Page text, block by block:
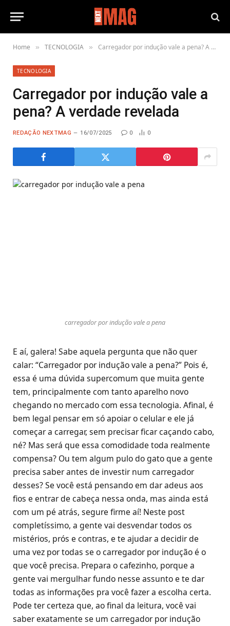
Home » TECNOLOGIA » Carregador por indução vale a pena? A verdade revelada
TECNOLOGIA
Carregador por indução vale a
pena? A verdade revelada
REDAÇÃO NEXTMAG 16/07/2025 0 0
carregador por indução vale a pena
E aí, galera! Sabe aquela pergunta que não quer
calar: “Carregador por indução vale a pena?” Pois é,
essa é uma dúvida supercomum que muita gente
tem, principalmente com tanto aparelho novo
chegando no mercado com essa tecnologia. Afinal, é
bem legal pensar em só apoiar o celular e ele já
começar a carregar, sem precisar ficar caçando cabo,
né? Mas será que essa comodidade toda realmente
compensa? Ou tem algum pulo do gato que a gente
precisa saber antes de investir num carregador
desses? Se você está pensando em dar adeus aos
fios e entrar de cabeça nessa onda, mas ainda está
com um pé atrás, segure firme aí! Neste post
completíssimo, a gente vai desvendar todos os
mistérios, prós e contras, e te ajudar a decidir de
uma vez por todas se o carregador por indução é o
que você precisa. Prepara o cafezinho, porque a
gente vai mergulhar fundo nesse assunto e te dar
todas as informações pra você fazer a escolha certa.
Pode ter certeza que, ao final da leitura, você vai
saber exatamente se um carregador por indução